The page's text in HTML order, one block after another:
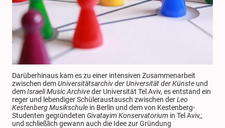
Darüberhinaus kam es zu einer intensiven Zusammenarbeit
zwischen demUniversitätsarchiv der Universität der Künste und
demIsraeli Music Archiveder Universität Tel Aviv, es entstand ein
reger und lebendiger Schüleraustausch zwischen derLeo
Kestenberg Musikschule in Berlin und dem von Kestenberg-
Studenten gegründeten Givatayim Konservatorium in Tel Aviv,;
und schließlich gewann auch die Idee zur Gründung